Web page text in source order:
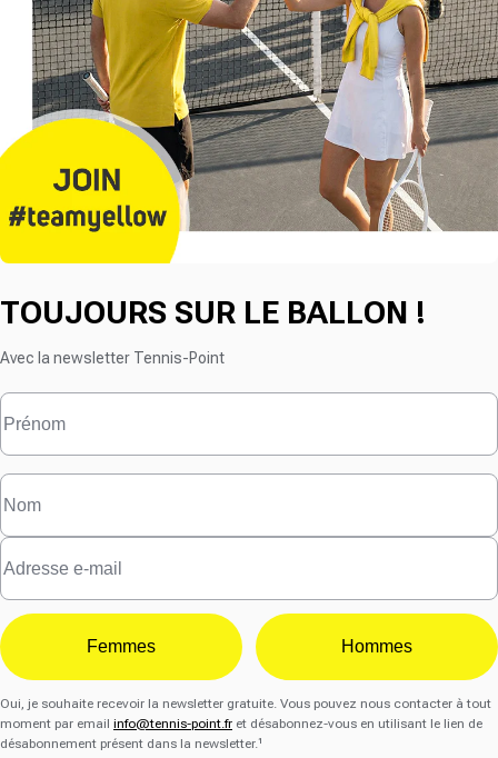
TOUJOURS SUR LE BALLON !
Avec la newsletter Tennis-Point
Femmes Hommes
Oui, je souhaite recevoir la newsletter gratuite. Vous pouvez nous contacter à tout
moment par email info@tennis-point.fr et désabonnez-vous en utilisant le lien de
désabonnement présent dans la newsletter.¹